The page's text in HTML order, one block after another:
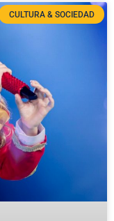
CULTURA & SOCIEDAD